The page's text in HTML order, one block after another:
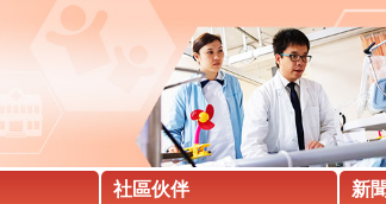
社區伙伴 新